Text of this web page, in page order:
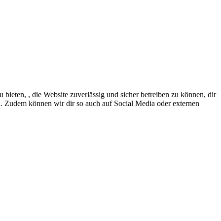
, die Website zuverlässig und sicher betreiben zu können, dir
Zudem können wir dir so auch auf Social Media oder externen